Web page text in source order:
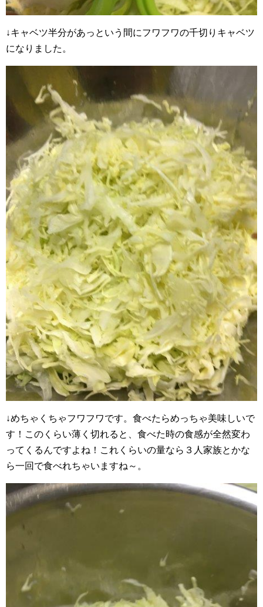
↓キャベツ半分があっという間にフワフワの千切りキャベツ
になりました。
↓めちゃくちゃフワフワです。食べたらめっちゃ美味しいで
す！このくらい薄く切れると、食べた時の食感が全然変わ
ってくるんですよね！これくらいの量なら３人家族とかな
ら一回で食べれちゃいますね～。